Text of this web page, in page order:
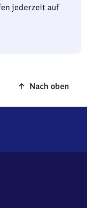
jederzeit auf
Nach oben